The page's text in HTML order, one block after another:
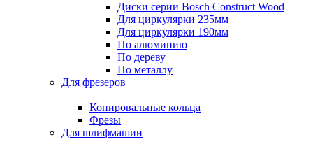
Диски серии Bosch Construct Wood
Для циркулярки 235мм
Для циркулярки 190мм
По алюминию
По дереву
По металлу
Для фрезеров
Копировальные кольца
Фрезы
Для шлифмашин